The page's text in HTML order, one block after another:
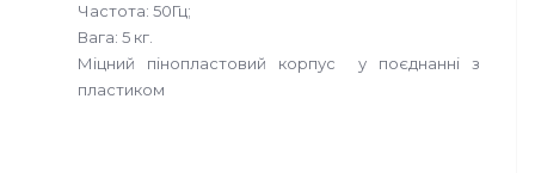
Частота: 50Гц;
Вага: 5 кг.
Міцний пінопластовий корпус у поєднанні з
пластиком